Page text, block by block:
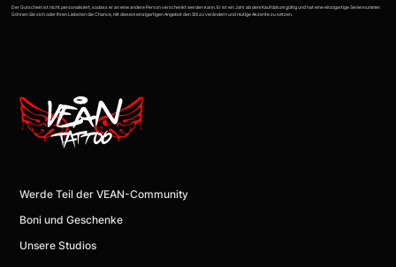
Der Gutschein ist nicht personalisiert, sodass er an eine andere Person verschenkt werden kann. Er ist ein Jahr ab dem Kaufdatum gültig und hat eine einzigartige Seriennummer.
Gönnen Sie sich oder Ihren Liebsten die Chance, mit diesem einzigartigen Angebot den Stil zu verändern und mutige Akzente zu setzen.
Werde Teil der VEAN-Community
Boni und Geschenke
Unsere Studios